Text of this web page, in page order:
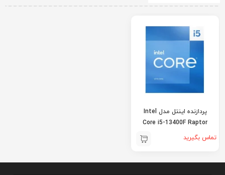
پردازنده اینتل مدل Intel
Core i5-13400F Raptor
تماس بگیرید